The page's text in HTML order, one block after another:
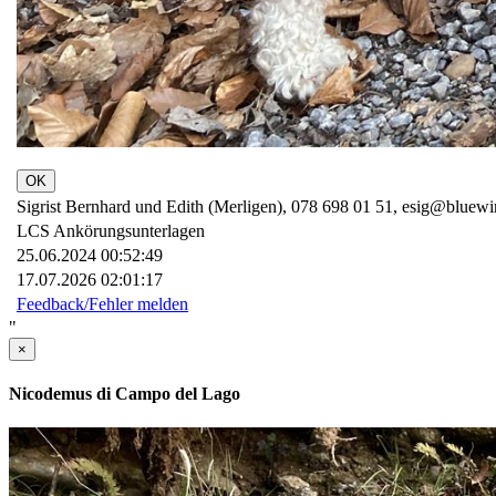
OK
Sigrist Bernhard und Edith (Merligen), 078 698 01 51,
LCS Ankörungsunterlagen
25.06.2024 00:52:49
17.07.2026 02:01:17
Feedback/Fehler melden
"
×
Nicodemus di Campo del Lago